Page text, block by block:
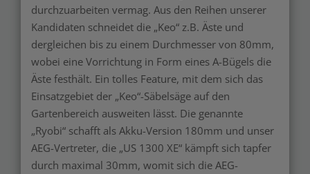
durchzuarbeiten vermag. Aus den Reihen unserer
Kandidaten schneidet die „Keo“ z.B. Äste und
dergleichen bis zu einem Durchmesser von 80mm,
wobei eine Vorrichtung in Form eines A-Bügels die
Äste festhält. Ein tolles Feature, mit dem sich das
Einsatzgebiet der „Keo“-Säbelsäge auf den
Gartenbereich ausweiten lässt. Die genannte
„Ryobi“ schafft als Akku-Version 180mm und unser
AEG-Vertreter, die „US 1300 XE“ kämpft sich tapfer
durch maximal 30mm, womit sich die AEG-